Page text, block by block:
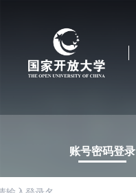
账号密码登录